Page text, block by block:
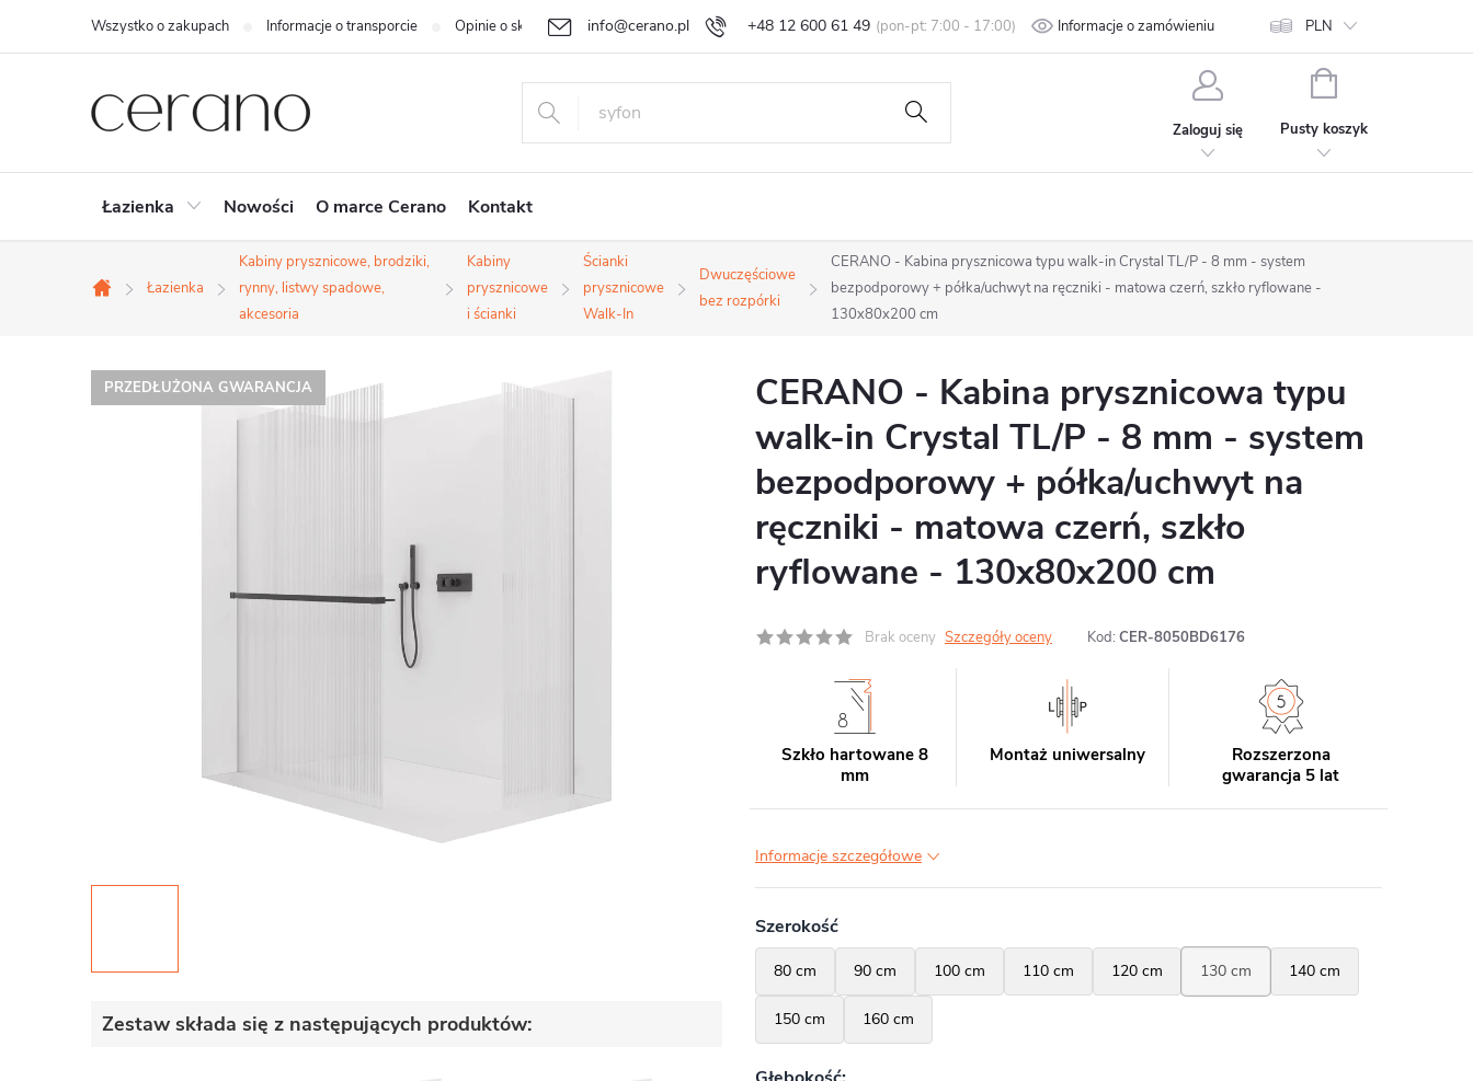
+48 12 600 61 49
info@cerano.pl
Wszystko o zakupach Informacje o transporcie Opinie o sklepie Indywidualna wycena Zwroty i reklamacje Regulamin Polityka prywatności Kontakt
Informacje o zamówieniu PLN
Zaloguj się
KOSZYK
Pusty koszyk
Łazienka Nowości O marce Cerano Kontakt
Home
Łazienka
Kabiny prysznicowe, brodziki,
rynny, listwy spadowe,
akcesoria
Kabiny
prysznicowe
i ścianki
Ścianki
prysznicowe
Walk-In
Dwuczęściowe
bez rozpórki
CERANO - Kabina prysznicowa typu walk-in Crystal TL/P - 8 mm - system
bezpodporowy + półka/uchwyt na ręczniki - matowa czerń, szkło ryflowane -
130x80x200 cm
PRZEDŁUŻONA GWARANCJA
Zestaw składa się z następujących produktów:
CERANO - Kabina prysznicowa typu
walk-in Crystal TL/P - 8 mm - system
bezpodporowy + półka/uchwyt na
ręczniki - matowa czerń, szkło
ryflowane - 130x80x200 cm
Brak oceny Szczegóły oceny Kod: CER-8050BD6176
Szkło hartowane 8
mm
Montaż uniwersalny
Rozszerzona
gwarancja 5 lat
Informacje szczegółowe